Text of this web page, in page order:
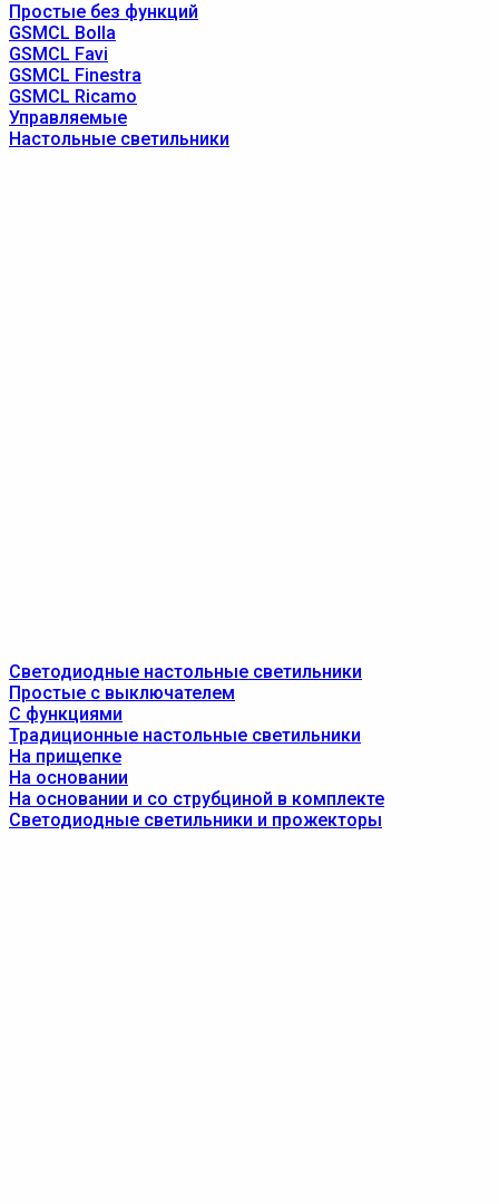
Простые без функций
GSMCL Bolla
GSMCL Favi
GSMCL Finestra
GSMCL Ricamo
Управляемые
Настольные светильники
Светодиодные настольные светильники
Простые с выключателем
С функциями
Традиционные настольные светильники
На прищепке
На основании
На основании и со струбциной в комплекте
Светодиодные светильники и прожекторы